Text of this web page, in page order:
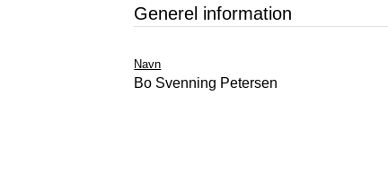
Generel information
Navn
Bo Svenning Petersen